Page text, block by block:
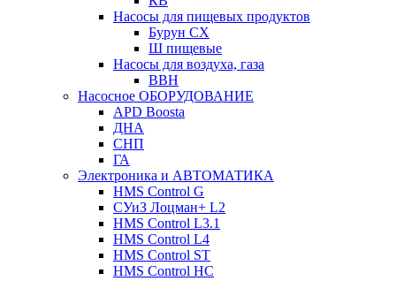
Насосы для пищевых продуктов
Бурун СХ
Ш пищевые
Насосы для воздуха, газа
ВВН
Насосное ОБОРУДОВАНИЕ
APD Boosta
ДНА
СНП
ГА
Электроника и АВТОМАТИКА
HMS Control G
СУиЗ Лоцман+ L2
HMS Control L3.1
HMS Control L4
HMS Control ST
HMS Control HC